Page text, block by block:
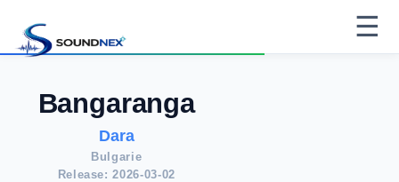
☰
Bangaranga
Dara
Bulgarie
Release: 2026-03-02